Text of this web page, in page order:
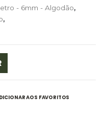
- 6mm - Algodão,
,
AOS FAVORITOS